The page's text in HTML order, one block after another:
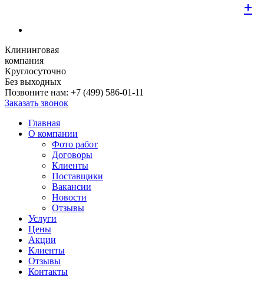
Клининговая
компания
Круглосуточно
Без выходных
Позвоните нам: +7 (499) 586-01-11
Заказать звонок
Главная
О компании
Фото работ
Договоры
Клиенты
Поставщики
Вакансии
Новости
Отзывы
Услуги
Цены
Акции
Клиенты
Отзывы
Контакты
+
+
+
+
+
+
+
+
+